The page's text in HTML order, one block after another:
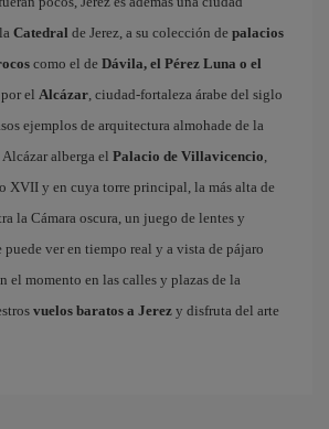
Catedral de Jerez, a su colección de palacios
como el de Dávila, el Pérez Luna o el
el Alcázar, ciudad-fortaleza árabe del siglo
ejemplos de arquitectura almohade de la
alberga el Palacio de Villavicencio,
XVII y en cuya torre principal, la más alta de
la Cámara oscura, un juego de lentes y
puede ver en tiempo real y a vista de pájaro
el momento en las calles y plazas de la
vuelos baratos a Jerez y disfruta del arte